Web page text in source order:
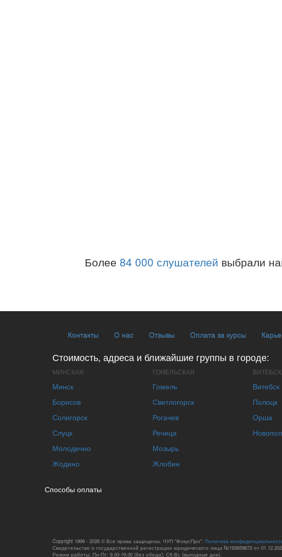
Более 84 000 слушателей выбрали
Контакты О нас Отзывы Оплата за курсы
Стоимость, адреса и ближайшие группы в городе:
МИНСКАЯ
Минск
Борисов
Солигорск
Слуцк
Молодечно
Жодино
ГОМЕЛЬСКАЯ
Гомель
Светлогорск
Рогачев
Речица
Мозырь
Жлобин
Витебск
Полоцк
Орша
Способы оплаты
Copyright 1999 - 2026 © Все права защищены. ЧУП "ФокусПро". Политика
Свидетельство о государственной регистрации юридического лица №193659672 от
Режим работы: Пн-Пт: 9.00-19.00 (без обеда); Сб-Вс (выходные дни).